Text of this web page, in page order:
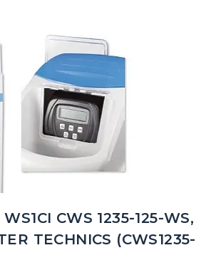
CWS 1235-125-WS,
TECHNICS (CWS1235-